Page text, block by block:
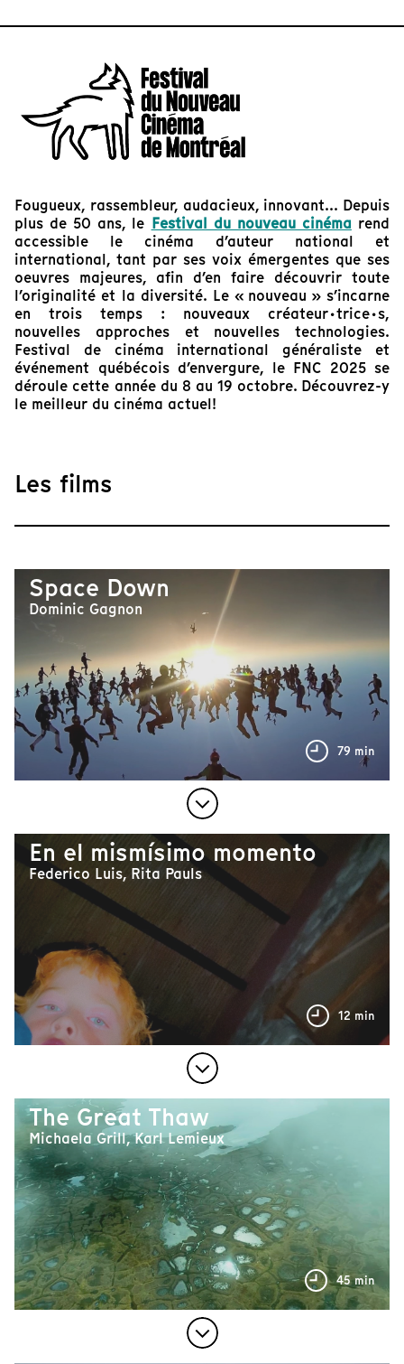
Fougueux, rassembleur, audacieux, innovant... Depuis
plus de 50 ans, le Festival du nouveau cinéma rend
accessible le cinéma d’auteur national et
international, tant par ses voix émergentes que ses
oeuvres majeures, afin d’en faire découvrir toute
l’originalité et la diversité. Le « nouveau » s’incarne
en trois temps : nouveaux créateur·trice·s,
nouvelles approches et nouvelles technologies.
Festival de cinéma international généraliste et
événement québécois d’envergure, le FNC 2025 se
déroule cette année du 8 au 19 octobre. Découvrez-y
le meilleur du cinéma actuel!
Les films
Space Down
Dominic Gagnon
79 min
En el mismísimo momento
Federico Luis, Rita Pauls
12 min
The Great Thaw
Michaela Grill, Karl Lemieux
45 min